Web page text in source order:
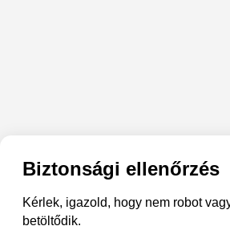
Biztonsági ellenőrzés
Kérlek, igazold, hogy nem robot
betöltődik.